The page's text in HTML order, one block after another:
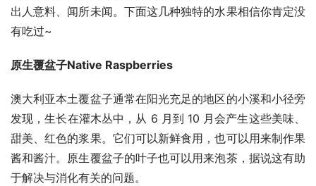
出人意料、闻所未闻。下面这几种独特的水果相信你肯定没
有吃过~
原生覆盆子Native Raspberries
澳大利亚本土覆盆子通常在阳光充足的地区的小溪和小径旁
发现，生长在灌木丛中，从 6 月到 10 月会产生这些美味、
甜美、红色的浆果。它们可以新鲜食用，也可以用来制作果
酱和酱汁。原生覆盆子的叶子也可以用来泡茶，据说这有助
于解决与消化有关的问题。